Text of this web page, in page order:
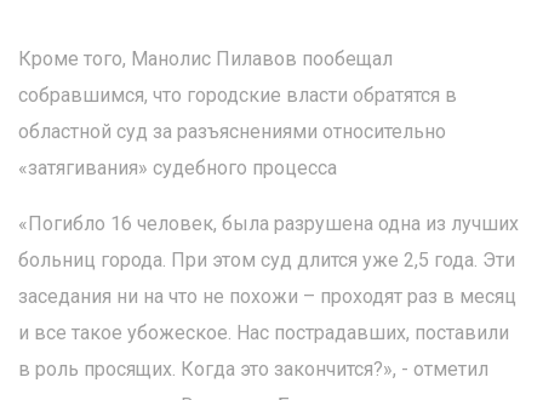
Кроме того, Манолис Пилавов пообещал
собравшимся, что городские власти обратятся в
областной суд за разъяснениями относительно
«затягивания» судебного процесса
«Погибло 16 человек, была разрушена одна из лучших
больниц города. При этом суд длится уже 2,5 года. Эти
заседания ни на что не похожи – проходят раз в месяц
и все такое убожеское. Нас пострадавших, поставили
в роль просящих. Когда это закончится?», - отметил